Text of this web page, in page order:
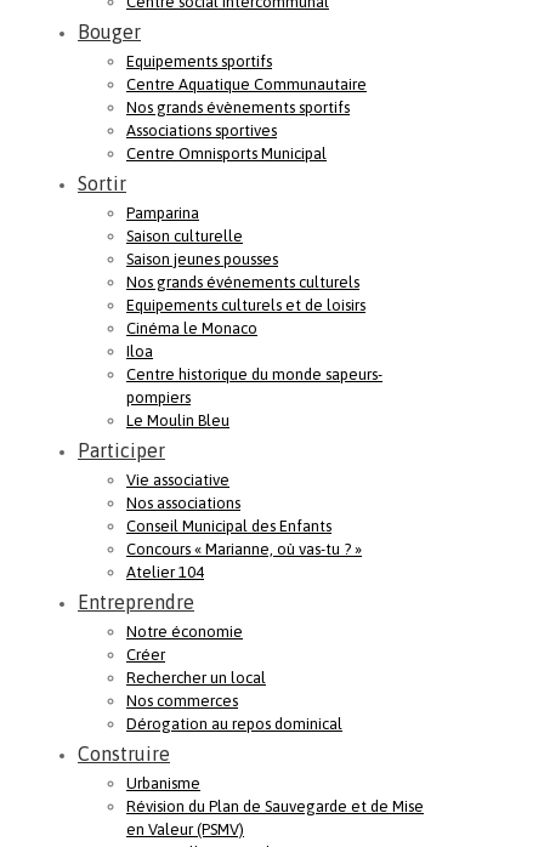
Bouger
Equipements sportifs
Centre Aquatique Communautaire
Nos grands évènements sportifs
Associations sportives
Centre Omnisports Municipal
Sortir
Pamparina
Saison culturelle
Saison jeunes pousses
Nos grands événements culturels
Equipements culturels et de loisirs
Cinéma le Monaco
Iloa
Centre historique du monde sapeurs-
pompiers
Le Moulin Bleu
Participer
Vie associative
Nos associations
Conseil Municipal des Enfants
Concours « Marianne, où vas-tu ? »
Atelier 104
Entreprendre
Notre économie
Créer
Rechercher un local
Nos commerces
Dérogation au repos dominical
Construire
Urbanisme
Révision du Plan de Sauvegarde et de Mise
en Valeur (PSMV)